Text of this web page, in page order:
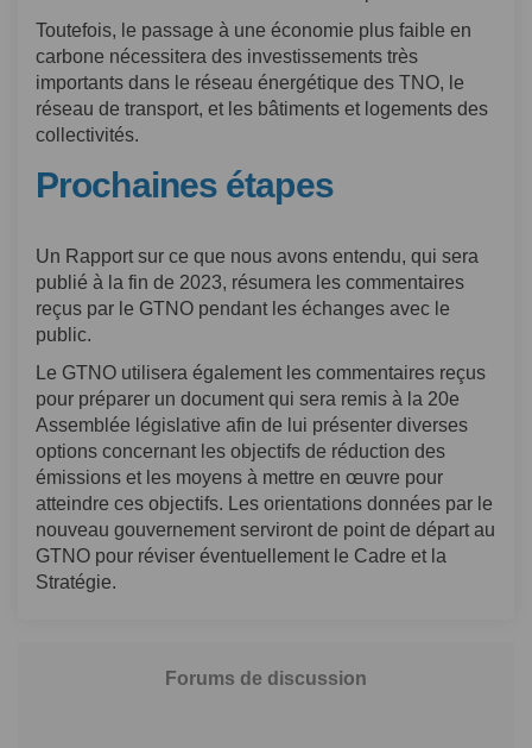
Toutefois, le passage à une économie plus faible en
carbone nécessitera des investissements très
importants dans le réseau énergétique des TNO, le
réseau de transport, et les bâtiments et logements des
collectivités.
Prochaines étapes
Un Rapport sur ce que nous avons entendu, qui sera
publié à la fin de 2023, résumera les commentaires
reçus par le GTNO pendant les échanges avec le
public.
Le GTNO utilisera également les commentaires reçus
pour préparer un document qui sera remis à la 20e
Assemblée législative afin de lui présenter diverses
options concernant les objectifs de réduction des
émissions et les moyens à mettre en œuvre pour
atteindre ces objectifs. Les orientations données par le
nouveau gouvernement serviront de point de départ au
GTNO pour réviser éventuellement le Cadre et la
Stratégie.
Forums de discussion